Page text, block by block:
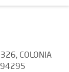
COLONIA
94295